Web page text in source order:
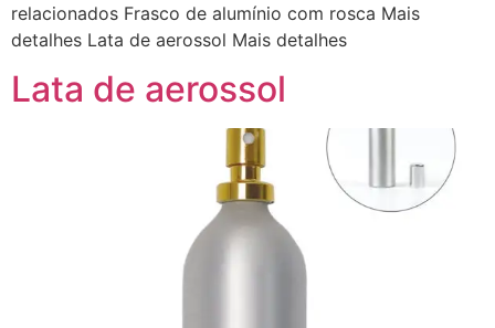
relacionados Frasco de alumínio com rosca Mais
detalhes Lata de aerossol Mais detalhes
Lata de aerossol